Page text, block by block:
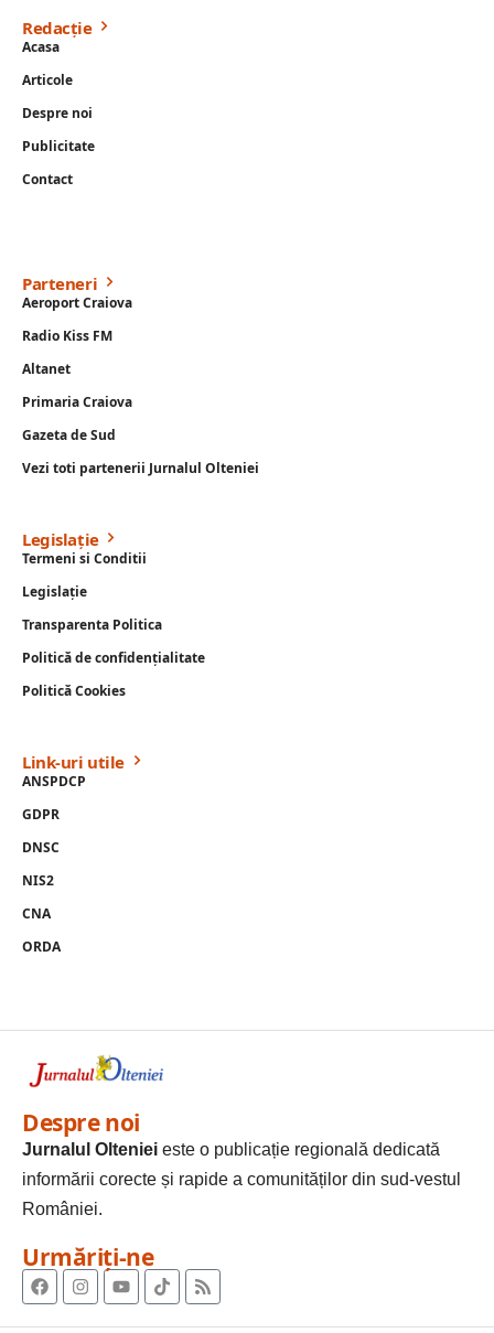
Redacție
Acasa
Articole
Despre noi
Publicitate
Contact
Parteneri
Aeroport Craiova
Radio Kiss FM
Altanet
Primaria Craiova
Gazeta de Sud
Vezi toti partenerii Jurnalul Olteniei
Legislație
Termeni si Conditii
Legislație
Transparenta Politica
Politică de confidențialitate
Politică Cookies
Link-uri utile
ANSPDCP
GDPR
DNSC
NIS2
CNA
ORDA
Despre noi
Jurnalul Olteniei este o publicație regională dedicată
informării corecte și rapide a comunităților din sud-vestul
României.
Urmăriți-ne